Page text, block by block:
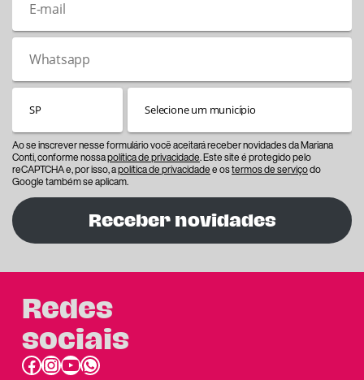
Ao se inscrever nesse formulário você aceitará receber novidades da Mariana
Conti, conforme nossapolítica de privacidade. Este site é protegido pelo
reCAPTCHA e, por isso, apolítica de privacidadee ostermos de serviçodo
Google também se aplicam.
Receber novidades
Redes
sociais
Facebook InstagramYoutube link do whatsapp